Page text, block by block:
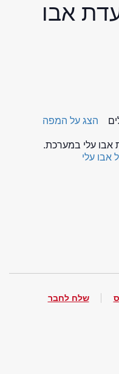
אבו
הצג על המפה
אבו עלי במערכת.
אבו עלי
שלח לחבר